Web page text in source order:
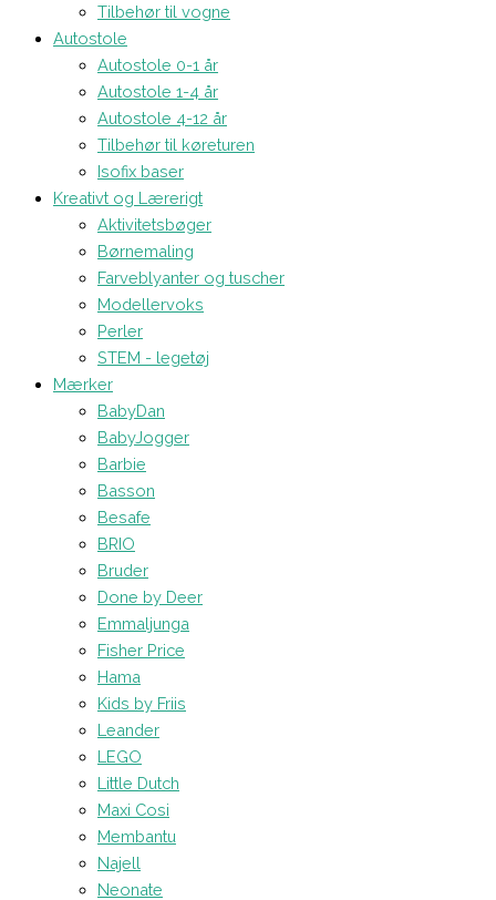
Tilbehør til vogne
Autostole
Autostole 0-1 år
Autostole 1-4 år
Autostole 4-12 år
Tilbehør til køreturen
Isofix baser
Kreativt og Lærerigt
Aktivitetsbøger
Børnemaling
Farveblyanter og tuscher
Modellervoks
Perler
STEM - legetøj
Mærker
BabyDan
BabyJogger
Barbie
Basson
Besafe
BRIO
Bruder
Done by Deer
Emmaljunga
Fisher Price
Hama
Kids by Friis
Leander
LEGO
Little Dutch
Maxi Cosi
Membantu
Najell
Neonate